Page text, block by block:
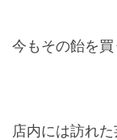
今もその飴
店内には訪れ